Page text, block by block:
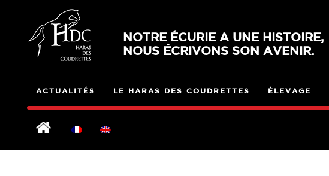
NOTRE ÉCURIE A UNE HISTOIRE,
NOUS ÉCRIVONS SON AVENIR.
ACTUALITÉS LE HARAS DES COUDRETTES ÉLEVAGE